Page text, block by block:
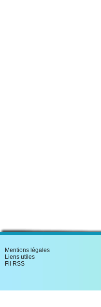
Mentions légales
Liens utiles
Fil RSS